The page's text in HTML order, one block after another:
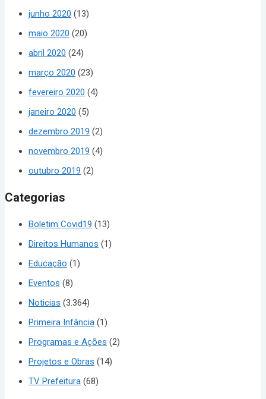
junho 2020 (13)
maio 2020 (20)
abril 2020 (24)
março 2020 (23)
fevereiro 2020 (4)
janeiro 2020 (5)
dezembro 2019 (2)
novembro 2019 (4)
outubro 2019 (2)
Categorias
Boletim Covid19 (13)
Direitos Humanos (1)
Educação (1)
Eventos (8)
Noticias (3.364)
Primeira Infância (1)
Programas e Ações (2)
Projetos e Obras (14)
TV Prefeitura (68)